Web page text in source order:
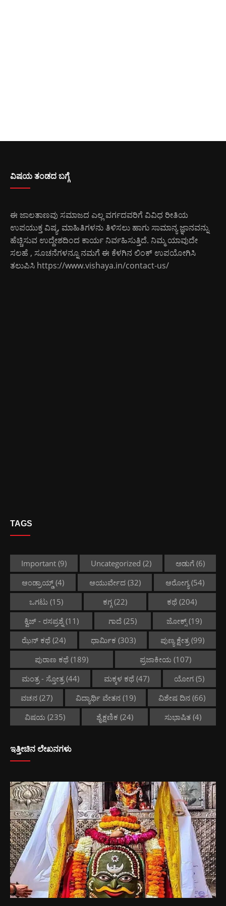
ವಿಷಯ ತಂಡದ ಬಗ್ಗೆ
ಈ ಜಾಲತಾಣವು ಸಮಾಜದ ಎಲ್ಲ ವರ್ಗದವರಿಗೆ ವಿವಿಧ ರೀತಿಯ
ಉಪಯುಕ್ತ ವಿಷ್ಯ, ಮಾಹಿತಿಗಳನು ತಿಳಿಸಲು ಹಾಗು ಸಾಮಾನ್ಯ ಜ್ಞಾನವನ್ನು
ಹೆಚ್ಚಿಸುವ ಉದ್ದೇಶದಿಂದ ಕಾರ್ಯ ನಿರ್ವಹಿಸುತ್ತಿದೆ. ನಿಮ್ಮ ಯಾವುದೇ
ಸಲಹೆ , ಸೂಚನೆಗಳನ್ನೂ ನಮಗೆ ಈ ಕೆಳಗಿನ ಲಿಂಕ್ ಉಪಯೋಗಿಸಿ
ತಲುಪಿಸಿ https://www.vishaya.in/contact-us/
TAGS
Important (9) Uncategorized (2) ಅಡುಗೆ (6)
ಆಂಡ್ರಾಯ್ಡ್(4) ಆಯುರ್ವೇದ(32) ಆರೋಗ್ಯ(54)
ಒಗಟು(15) ಕಗ್ಗ(22) ಕಥೆ (204)
ಕ್ವಿಜ್ - ರಸಪ್ರಶ್ನೆ(11) ಗಾದೆ(25) ಜೋಕ್ಸ್(19)
ಝೆನ್ ಕಥೆ(24) ಧಾರ್ಮಿಕ (303) ಪುಣ್ಯ ಕ್ಷೇತ್ರ(99)
ಪುರಾಣ ಕಥೆ (189) ಪ್ರಜಾಕೀಯ (107)
ಮಂತ್ರ - ಸ್ತೋತ್ರ(44) ಮಕ್ಕಳ ಕಥೆ(47) ಯೋಗ (5)
ವಚನ(27) ವಿದ್ಯಾರ್ಥಿ ವೇತನ(19) ವಿಶೇಷ ದಿನ (66)
ವಿಷಯ (235) ಶೈಕ್ಷಣಿಕ (24) ಸುಭಾಷಿತ (4)
ಇತ್ತೀಚಿನ ಲೇಖನಗಳು